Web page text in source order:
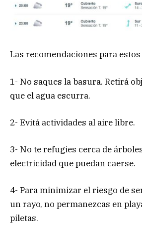
Las recomendaciones para
1- No saques la basura. Retirá
que el agua escurra.
2- Evitá actividades al aire libre.
3- No te refugies cerca de
electricidad que puedan caerse.
4- Para minimizar el riesgo de
un rayo, no permanezcas en
piletas.